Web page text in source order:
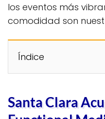
los eventos más
comodidad son
Índice
Santa Clara